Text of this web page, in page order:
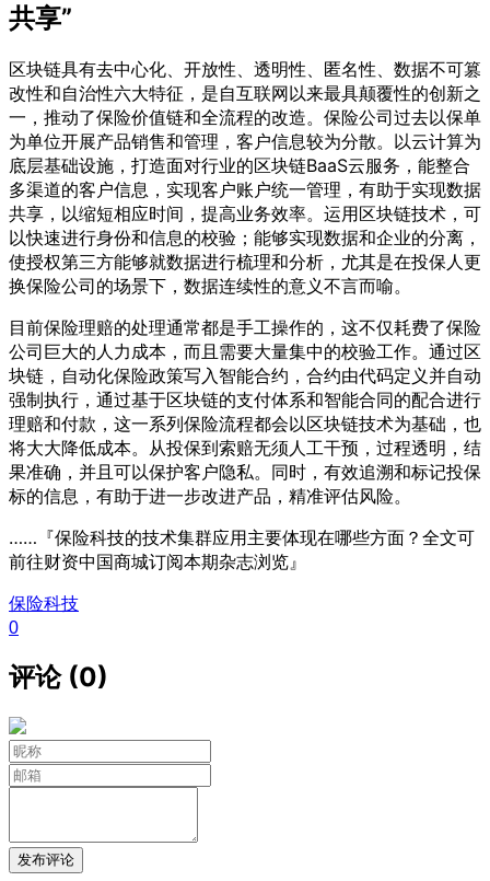
共享”
区块链具有去中心化、开放性、透明性、匿名性、数据不可篡
改性和自治性六大特征，是自互联网以来最具颠覆性的创新之
一，推动了保险价值链和全流程的改造。保险公司过去以保单
为单位开展产品销售和管理，客户信息较为分散。以云计算为
底层基础设施，打造面对行业的区块链BaaS云服务，能整合
多渠道的客户信息，实现客户账户统一管理，有助于实现数据
共享，以缩短相应时间，提高业务效率。运用区块链技术，可
以快速进行身份和信息的校验；能够实现数据和企业的分离，
使授权第三方能够就数据进行梳理和分析，尤其是在投保人更
换保险公司的场景下，数据连续性的意义不言而喻。
目前保险理赔的处理通常都是手工操作的，这不仅耗费了保险
公司巨大的人力成本，而且需要大量集中的校验工作。通过区
块链，自动化保险政策写入智能合约，合约由代码定义并自动
强制执行，通过基于区块链的支付体系和智能合同的配合进行
理赔和付款，这一系列保险流程都会以区块链技术为基础，也
将大大降低成本。从投保到索赔无须人工干预，过程透明，结
果准确，并且可以保护客户隐私。同时，有效追溯和标记投保
标的信息，有助于进一步改进产品，精准评估风险。
……『保险科技的技术集群应用主要体现在哪些方面？全文可
前往财资中国商城订阅本期杂志浏览』
保险科技
0
评论 (0)
发布评论